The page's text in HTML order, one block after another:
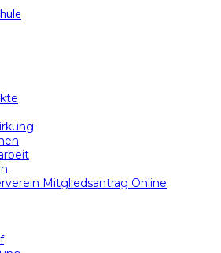
Mitgliedsantrag Online